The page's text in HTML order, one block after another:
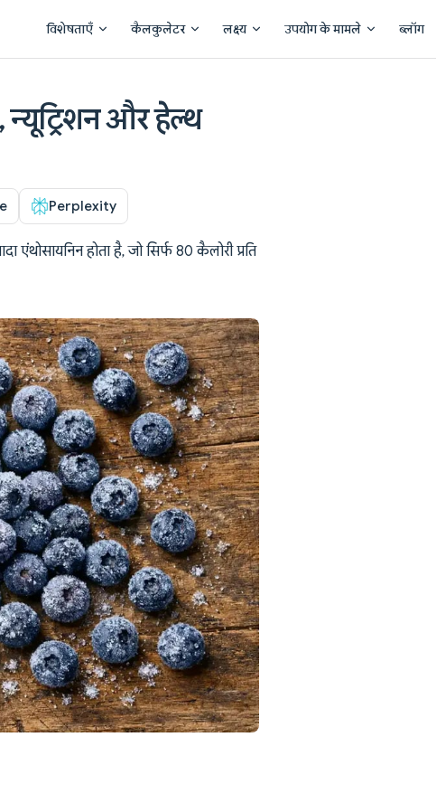
विशेषताएँ कैलकुलेटर लक्ष्य उपयोग के मामले ब्लॉग
और हेल्थ
Perplexity
होता है, जो सिर्फ 80 कैलोरी प्रति